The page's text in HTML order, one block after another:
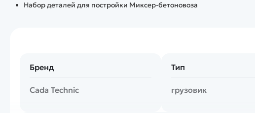
Набор деталей для постройки Миксер-бетоновоза
Бренд
Cada Technic
Тип
грузовик